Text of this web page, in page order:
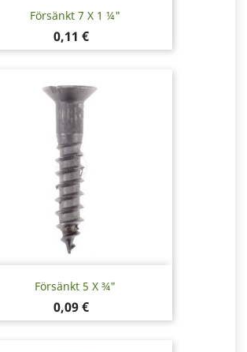
Försänkt 7 X 1 ¼"
Pris
0,11 €
Försänkt 5 X ¾"
Pris
0,09 €